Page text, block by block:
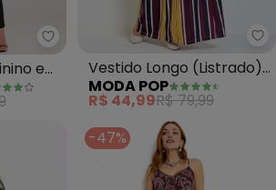
Infinita Cor - Vestido Midi
em
Vestido Longo (Listrado)
com Alças
MODA POP
R$ 44,99R$ 79,99
-47%